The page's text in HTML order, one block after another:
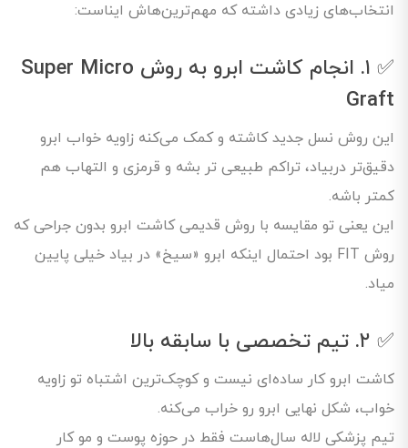
انتخاب‌های زیادی داشته که مهم‌ترین‌هاش ایناست:
✅ ۱. انجام کاشت ابرو به روش Super Micro
Graft
این روش نسل جدید کاشته و کمک می‌کنه زاویه خواب ابرو
دقیق‌تر دربیاد، تراکم طبیعی‌ تر بشه و قرمزی و التهاب هم
کمتر باشه.
این یعنی تو مقایسه با روش قدیمی کاشت ابرو بدون جراحی که
روش FIT بود احتمال اینکه ابرو «سیخ» در بیاد خیلی پایین
میاد.
✅ ۲. تیم تخصصی با سابقه بالا
کاشت ابرو کار ساده‌ای نیست و کوچک‌ترین اشتباه تو زاویه
خواب، شکل نهایی ابرو رو خراب می‌کنه.
تیم پزشکی لاله سال‌هاست فقط در حوزه پوست و مو کار